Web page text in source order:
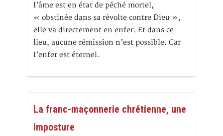
l’âme est en état de péché mortel,
« obstinée dans sa révolte contre Dieu »,
elle va directement en enfer. Et dans ce
lieu, aucune rémission n’est possible. Car
l’enfer est éternel.
La franc-maçonnerie chrétienne, une
imposture